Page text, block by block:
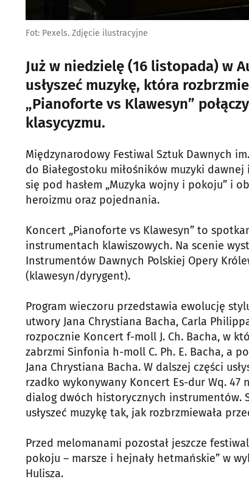
Fot: Pexels. Zdjęcie ilustracyjne
Już w niedzielę (16 listopada) w
usłyszeć muzykę, która
„Pianoforte vs Klawesyn”
klasycyzmu.
Międzynarodowy Festiwal Sztuk Dawnych
do Białegostoku miłośników muzyki
się pod hasłem „Muzyka wojny i pokoju” i
heroizmu oraz pojednania.
Koncert „Pianoforte vs Klawesyn” to
instrumentach klawiszowych. Na scenie
Instrumentów Dawnych Polskiej Opery
(klawesyn/dyrygent).
Program wieczoru przedstawia ewolucję
utwory Jana Chrystiana Bacha, Carla
rozpocznie Koncert f-moll J. Ch. Bacha, w
zabrzmi Sinfonia h-moll C. Ph. E. Bacha, a
Jana Chrystiana Bacha. W dalszej części
rzadko wykonywany Koncert Es-dur Wq.
dialog dwóch historycznych instrumentów.
usłyszeć muzykę tak, jak rozbrzmiewała
Przed melomanami pozostał jeszcze
pokoju – marsze i hejnały hetmańskie” w
Hulisza.